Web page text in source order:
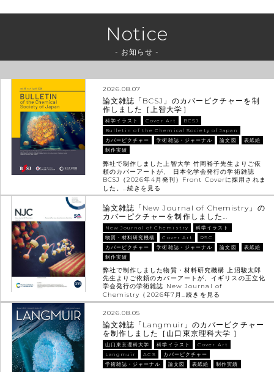
Notice
- お知らせ -
2026.08.07
論文雑誌「BCSJ」のカバーピクチャーを制
作しました［上智大学］
科学イラスト Cover Art
BCSJ
Bulletin of the Chemical Society of Japan
カバーピクチャー
学術雑誌・ジャーナル 論文図
表紙絵
制作実績
弊社で制作しました上智大学 竹岡裕子先生よりご依
頼のカバーアートが、 日本化学会発行の学術雑誌
BCSJ（2026年4月発刊）Front Coverに採用されま
した。… 続きを見る
論文雑誌「New Journal of Chemistry」の
カバーピクチャーを制作しました…
New Journal of Chemistry
科学イラスト
物質・材料研究機構
Cover Art
RSC
カバーピクチャー
学術雑誌・ジャーナル 論文図
表紙絵
制作実績
弊社で制作しました物質・材料研究機構 上沼駿太郎
先生よりご依頼のカバーアートが、イギリスの王立化
学会発行の学術雑誌 New Journal of
Chemistry（2026年7月…続きを見る
2026.08.05
論文雑誌「Langmuir」のカバーピクチャー
を制作しました［山口東京理科大学 ］
山口東京理科大学 科学イラスト
Cover Art
Langmuir
ACS
カバーピクチャー
学術雑誌・ジャーナル
論文図 表紙絵 制作実績